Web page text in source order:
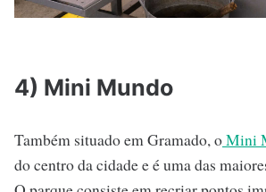
4) Mini Mundo
Também situado em Gramado, oMini
do centro da cidade e é uma das